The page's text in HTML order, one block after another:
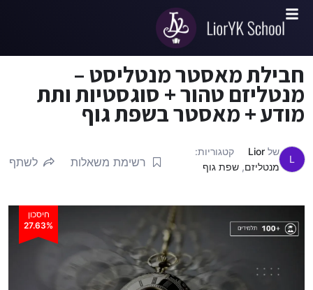
חבילת מאסטר מנטליסט –
מנטליזם טהור + סוגסטיות ותת
מודע + מאסטר בשפת גוף
L
של Lior
קטגוריות:
מנטליזם, שפת גוף רשימת משאלות לשתף
חיסכון
27.63%